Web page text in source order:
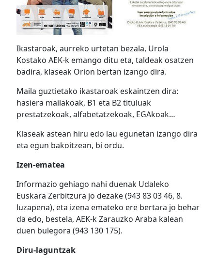
Ikastaroak, aurreko urtetan bezala, Urola
Kostako AEK-k emango ditu eta, taldeak osatzen
badira, klaseak Orion bertan izango dira.
Maila guztietako ikastaroak eskaintzen dira:
hasiera mailakoak, B1 eta B2 tituluak
prestatzekoak, alfabetatzekoak, EGAkoak…
Klaseak astean hiru edo lau egunetan izango dira
eta egun bakoitzean, bi ordu.
Izen-ematea
Informazio gehiago nahi duenak Udaleko
Euskara Zerbitzura jo dezake (943 83 03 46, 8.
luzapena), eta izena emateko ere bertara jo behar
da edo, bestela, AEK-k Zarauzko Araba kalean
duen bulegora (943 130 175).
Diru-laguntzak